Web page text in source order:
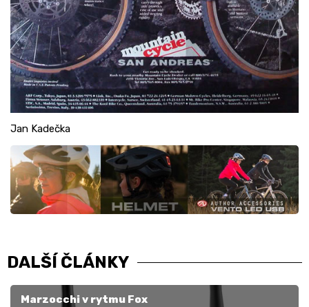
Jan Kadečka
DALŠÍ ČLÁNKY
Marzocchi v rytmu Fox